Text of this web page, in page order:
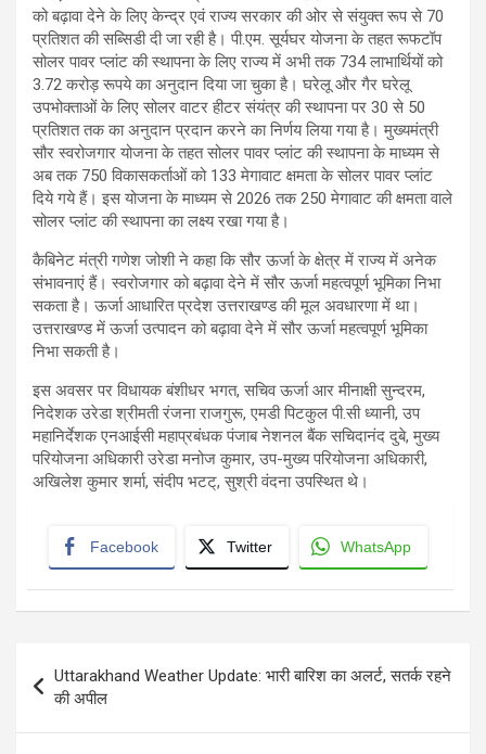
को बढ़ावा देने के लिए केन्द्र एवं राज्य सरकार की ओर से संयुक्त रूप से 70
प्रतिशत की सब्सिडी दी जा रही है। पी.एम. सूर्यघर योजना के तहत रूफटॉप
सोलर पावर प्लांट की स्थापना के लिए राज्य में अभी तक 734 लाभार्थियों को
3.72 करोड़ रूपये का अनुदान दिया जा चुका है। घरेलू और गैर घरेलू
उपभोक्ताओं के लिए सोलर वाटर हीटर संयंत्र की स्थापना पर 30 से 50
प्रतिशत तक का अनुदान प्रदान करने का निर्णय लिया गया है। मुख्यमंत्री
सौर स्वरोजगार योजना के तहत सोलर पावर प्लांट की स्थापना के माध्यम से
अब तक 750 विकासकर्ताओं को 133 मेगावाट क्षमता के सोलर पावर प्लांट
दिये गये हैं। इस योजना के माध्यम से 2026 तक 250 मेगावाट की क्षमता वाले
सोलर प्लांट की स्थापना का लक्ष्य रखा गया है।
कैबिनेट मंत्री गणेश जोशी ने कहा कि सौर ऊर्जा के क्षेत्र में राज्य में अनेक
संभावनाएं हैं। स्वरोजगार को बढ़ावा देने में सौर ऊर्जा महत्वपूर्ण भूमिका निभा
सकता है। ऊर्जा आधारित प्रदेश उत्तराखण्ड की मूल अवधारणा में था।
उत्तराखण्ड में ऊर्जा उत्पादन को बढ़ावा देने में सौर ऊर्जा महत्वपूर्ण भूमिका
निभा सकती है।
इस अवसर पर विधायक बंशीधर भगत, सचिव ऊर्जा आर मीनाक्षी सुन्दरम,
निदेशक उरेडा श्रीमती रंजना राजगुरू, एमडी पिटकुल पी.सी ध्यानी, उप
महानिर्देशक एनआईसी महाप्रबंधक पंजाब नेशनल बैंक सचिदानंद दुबे, मुख्य
परियोजना अधिकारी उरेडा मनोज कुमार, उप-मुख्य परियोजना अधिकारी,
अखिलेश कुमार शर्मा, संदीप भटट्, सुश्री वंदना उपस्थित थे।
Facebook Twitter WhatsApp
navigation
Uttarakhand Weather Update: भारी बारिश का अलर्ट, सतर्क रहने
की अपील